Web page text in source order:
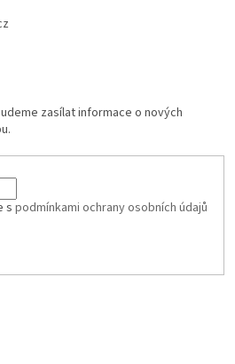
zasílat informace o nových
s podmínkami ochrany osobních údajů